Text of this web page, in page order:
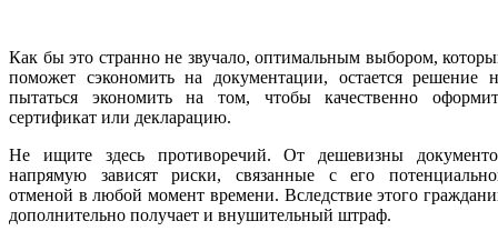
Как бы это странно не звучало, оптимальным выбором,
поможет сэкономить на документации, остается решение
пытаться экономить на том, чтобы качественно
сертификат или декларацию.
Не ищите здесь противоречий. От дешевизны
напрямую зависят риски, связанные с его
отменой в любой момент времени. Вследствие этого
дополнительно получает и внушительный штраф.